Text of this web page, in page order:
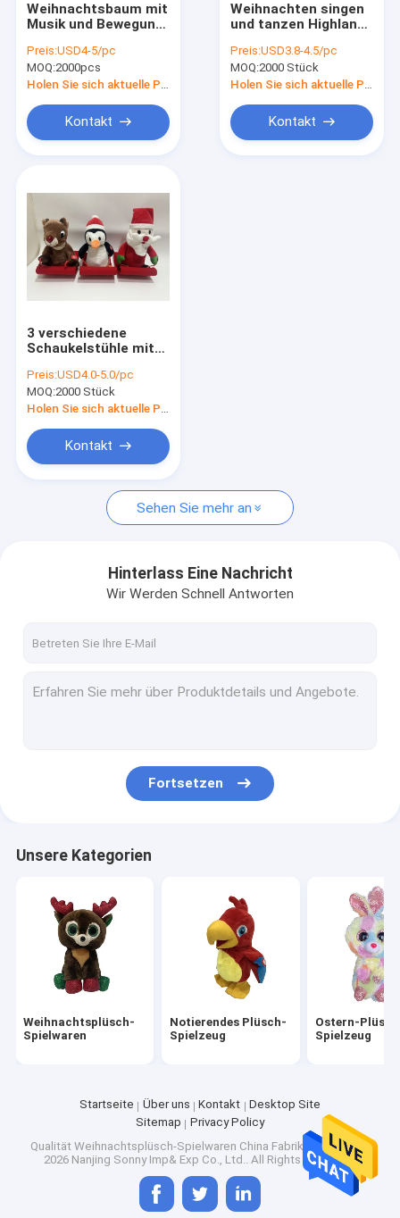
Valentinsgruß-Tagesplüsch-Spielwaren
Halloween-Plüschtier
LED-Plüsch-Spielzeug
Freundliche Plüschtiere ECO
Andenken-Spielzeug
Plüsch Toy Backpacks
Dekorative Plüschtiere
Plüsch-Kissen-Kissen
Haustier-Plüsch-Spielwaren
Geschenk-Plüschtier
Vibriertes Plüschspielzeug
Weihnachtsbaum mit
Musik und Bewegung
Preis:USD4-5/pc
MOQ:2000pcs
Holen Sie sich aktuelle Preis
Kontakt
Weihnachten singen
und tanzen Highland
Preis:USD3.8-4.5/pc
MOQ:2000 Stück
Holen Sie sich aktuelle Preis
Kontakt
3 verschiedene
Schaukelstühle mit
Rückwärtsbewegung
und Musik
Preis:USD4.0-5.0/pc
MOQ:2000 Stück
Holen Sie sich aktuelle Preis
Kontakt
Sehen Sie mehr an
Hinterlass Eine Nachricht
Wir Werden Schnell Antworten
Fortsetzen
Unsere Kategorien
Weihnachtsplüsch-
Spielwaren
Notierendes Plüsch-
Spielzeug
Ostern-
Spielzeug
Startseite Über uns Kontakt
Desktop Site
Sitemap
Privacy Policy
Qualität Weihnachtsplüsch-Spielwaren China Fabrik.Copyright ©
2026 Nanjing Sonny Imp& Exp Co., Ltd.. All Rights Reserved.